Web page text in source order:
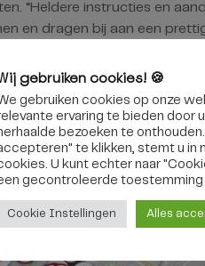
“Heldere instructies en
en dragen bij aan een
gebruiken cookies! 🍪
gebruiken cookies op onze
ervaring te bieden door
bezoeken te
te klikken, stemt u in
U kunt echter naar
​​gecontroleerde toestemming
Cookie Instellingen Alles